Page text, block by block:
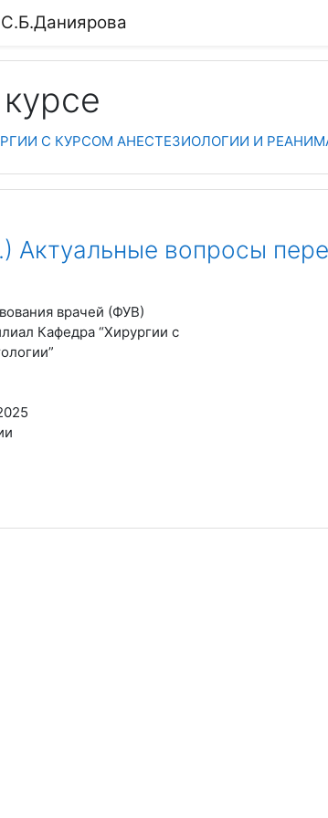
С КУРСОМ АНЕСТЕЗИОЛОГИИ И
Актуальные вопросы
врачей (ФУВ)
Кафедра “Хирургии с